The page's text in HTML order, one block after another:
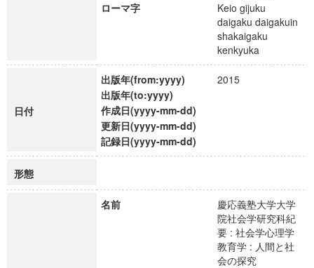
ローマ字
Keio gijuku
daigaku daigakuin
shakaigaku
kenkyuka
日付
出版年(from:yyyy)
2015
出版年(to:yyyy)
作成日(yyyy-mm-dd)
更新日(yyyy-mm-dd)
記録日(yyyy-mm-dd)
形態
名前
慶応義塾大学大学
院社会学研究科紀
要 : 社会学心理学
教育学 : 人間と社
会の探究